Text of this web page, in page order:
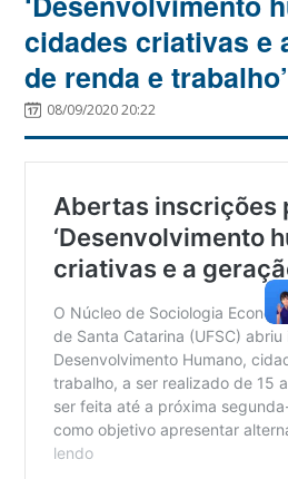
cidades criativas e
de renda e trabalho’
08/09/2020 20:22